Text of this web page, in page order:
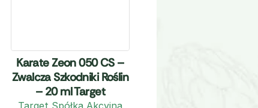
Karate Zeon 050 CS –
Zwalcza Szkodniki Roślin
– 20 ml Target